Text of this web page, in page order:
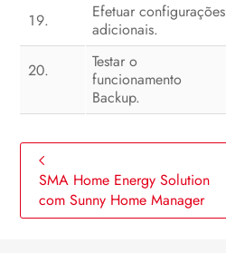
Efetuar configurações
adicionais.
Testar o
funcionamento
Backup.
SMA Home Energy Solution
com Sunny Home Manager